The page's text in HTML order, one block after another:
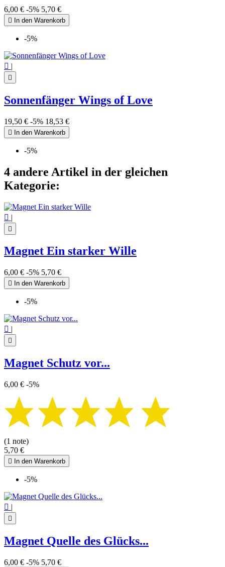
6,00 € -5% 5,70 €
 In den Warenkorb
-5%
 |

Sonnenfänger Wings of Love
19,50 € -5% 18,53 €
 In den Warenkorb
-5%
4 andere Artikel in der gleichen
Kategorie:
 |

Magnet Ein starker Wille
6,00 € -5% 5,70 €
 In den Warenkorb
-5%
 |

Magnet Schutz vor...
6,00 € -5%
(1 note)
5,70 €
 In den Warenkorb
-5%
 |

Magnet Quelle des Glücks...
6,00 € -5% 5,70 €